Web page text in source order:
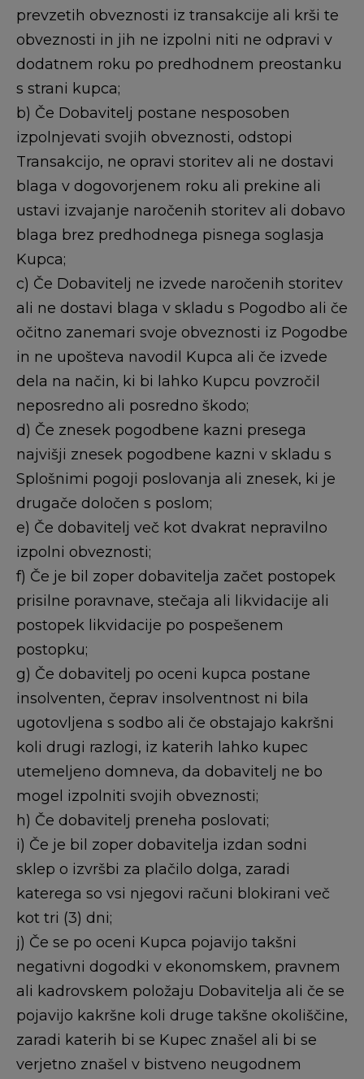
prevzetih obveznosti iz transakcije ali krši te
obveznosti in jih ne izpolni niti ne odpravi v
dodatnem roku po predhodnem preostanku
s strani kupca;
b) Če Dobavitelj postane nesposoben
izpolnjevati svojih obveznosti, odstopi
Transakcijo, ne opravi storitev ali ne dostavi
blaga v dogovorjenem roku ali prekine ali
ustavi izvajanje naročenih storitev ali dobavo
blaga brez predhodnega pisnega soglasja
Kupca;
c) Če Dobavitelj ne izvede naročenih storitev
ali ne dostavi blaga v skladu s Pogodbo ali če
očitno zanemari svoje obveznosti iz Pogodbe
in ne upošteva navodil Kupca ali če izvede
dela na način, ki bi lahko Kupcu povzročil
neposredno ali posredno škodo;
d) Če znesek pogodbene kazni presega
najvišji znesek pogodbene kazni v skladu s
Splošnimi pogoji poslovanja ali znesek, ki je
drugače določen s poslom;
e) Če dobavitelj več kot dvakrat nepravilno
izpolni obveznosti;
f) Če je bil zoper dobavitelja začet postopek
prisilne poravnave, stečaja ali likvidacije ali
postopek likvidacije po pospešenem
postopku;
g) Če dobavitelj po oceni kupca postane
insolventen, čeprav insolventnost ni bila
ugotovljena s sodbo ali če obstajajo kakršni
koli drugi razlogi, iz katerih lahko kupec
utemeljeno domneva, da dobavitelj ne bo
mogel izpolniti svojih obveznosti;
h) Če dobavitelj preneha poslovati;
i) Če je bil zoper dobavitelja izdan sodni
sklep o izvršbi za plačilo dolga, zaradi
katerega so vsi njegovi računi blokirani več
kot tri (3) dni;
j) Če se po oceni Kupca pojavijo takšni
negativni dogodki v ekonomskem, pravnem
ali kadrovskem položaju Dobavitelja ali če se
pojavijo kakršne koli druge takšne okoliščine,
zaradi katerih bi se Kupec znašel ali bi se
verjetno znašel v bistveno neugodnem